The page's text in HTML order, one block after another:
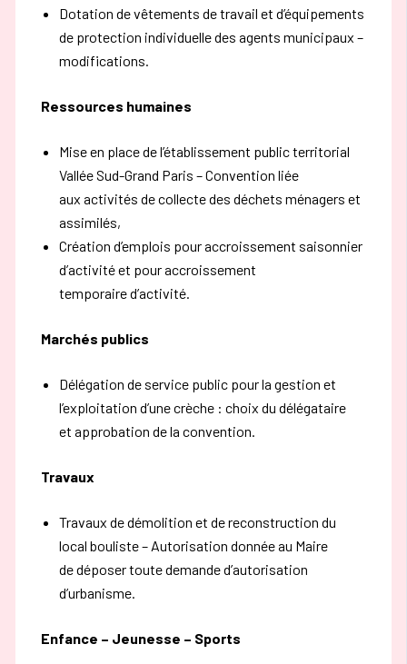
Dotation de vêtements de travail et d’équipements
de protection individuelle des agents municipaux –
modifications.
Ressources humaines
Mise en place de l’établissement public territorial
Vallée Sud-Grand Paris – Convention liée
aux activités de collecte des déchets ménagers et
assimilés,
Création d’emplois pour accroissement saisonnier
d’activité et pour accroissement
temporaire d’activité.
Marchés publics
Délégation de service public pour la gestion et
l’exploitation d’une crèche : choix du délégataire
et approbation de la convention.
Travaux
Travaux de démolition et de reconstruction du
local bouliste – Autorisation donnée au Maire
de déposer toute demande d’autorisation
d’urbanisme.
Enfance – Jeunesse – Sports